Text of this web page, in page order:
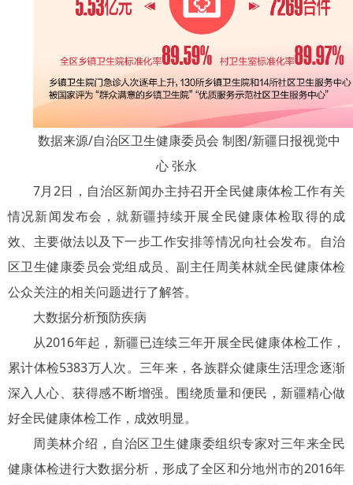
数据来源/自治区卫生健康委员会 制图/新疆日报视觉中
心 张永
7月2日，自治区新闻办主持召开全民健康体检工作有关
情况新闻发布会，就新疆持续开展全民健康体检取得的成
效、主要做法以及下一步工作安排等情况向社会发布。自治
区卫生健康委员会党组成员、副主任周美林就全民健康体检
公众关注的相关问题进行了解答。
大数据分析预防疾病
从2016年起，新疆已连续三年开展全民健康体检工作，
累计体检5383万人次。三年来，各族群众健康生活理念逐渐
深入人心、获得感不断增强。围绕质量和便民，新疆精心做
好全民健康体检工作，成效明显。
周美林介绍，自治区卫生健康委组织专家对三年来全民
健康体检进行大数据分析，形成了全区和分地州市的2016年